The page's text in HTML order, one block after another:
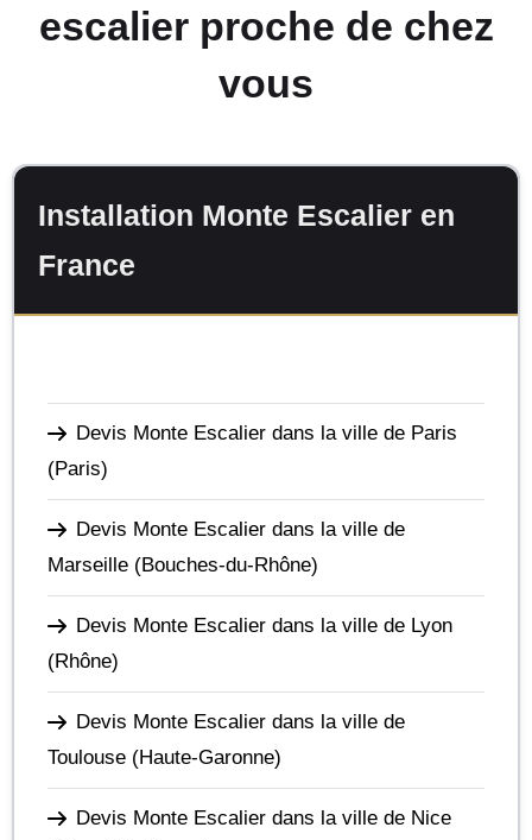
escalier proche de chez
vous
Installation Monte Escalier en
France
Devis Monte Escalier dans la ville de Paris
(Paris)
Devis Monte Escalier dans la ville de
Marseille (Bouches-du-Rhône)
Devis Monte Escalier dans la ville de Lyon
(Rhône)
Devis Monte Escalier dans la ville de
Toulouse (Haute-Garonne)
Devis Monte Escalier dans la ville de Nice